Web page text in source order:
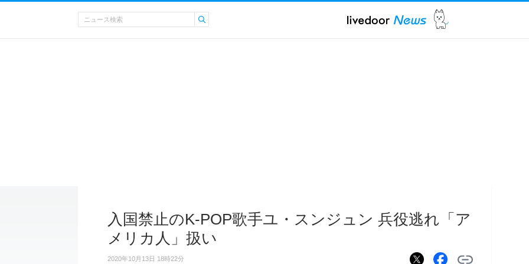
入国禁止のK-POP歌手ユ・スンジュン 兵役逃れ「ア
メリカ人」扱い
2020年10月13日 18時22分